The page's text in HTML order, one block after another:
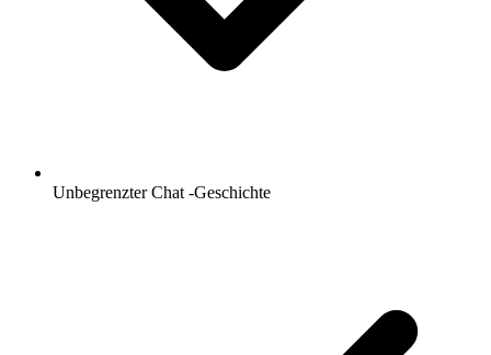
Unbegrenzter Chat -Geschichte